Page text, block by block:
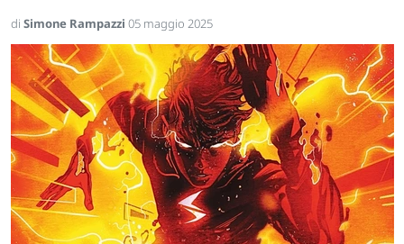
di Simone Rampazzi 05 maggio 2025